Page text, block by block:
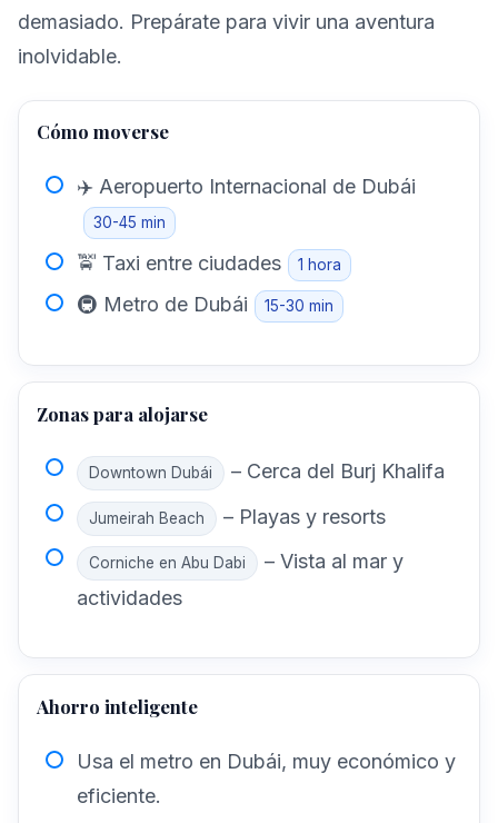
demasiado. Prepárate para vivir una aventura
inolvidable.
Cómo moverse
✈️ Aeropuerto Internacional de Dubái
30-45 min
🚖 Taxi entre ciudades 1 hora
🚇 Metro de Dubái 15-30 min
Zonas para alojarse
Downtown Dubái – Cerca del Burj Khalifa
Jumeirah Beach – Playas y resorts
Corniche en Abu Dabi
– Vista al mar y
actividades
Ahorro inteligente
Usa el metro en Dubái, muy económico y
eficiente.